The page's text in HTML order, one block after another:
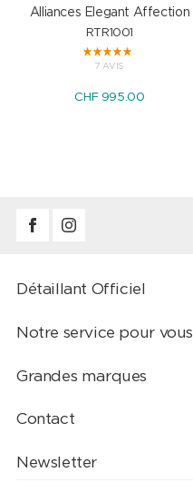
Alliances Elegant Affection
RTR1001
7 AVIS
CHF 995.00
Détaillant Officiel
Notre service pour vous
Grandes marques
Contact
Newsletter